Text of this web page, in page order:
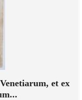
et ex